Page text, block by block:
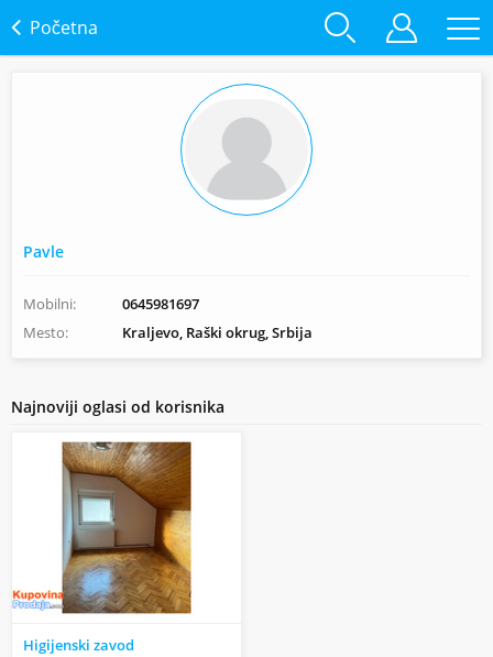
Početna
Pavle
Mobilni:
0645981697
Mesto:
Kraljevo, Raški okrug, Srbija
Najnoviji oglasi od korisnika
Higijenski zavod